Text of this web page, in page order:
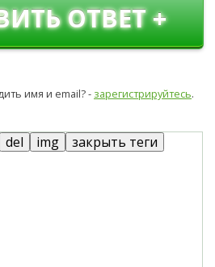
ОТВЕТ +
имя и email? - зарегистрируйтесь.